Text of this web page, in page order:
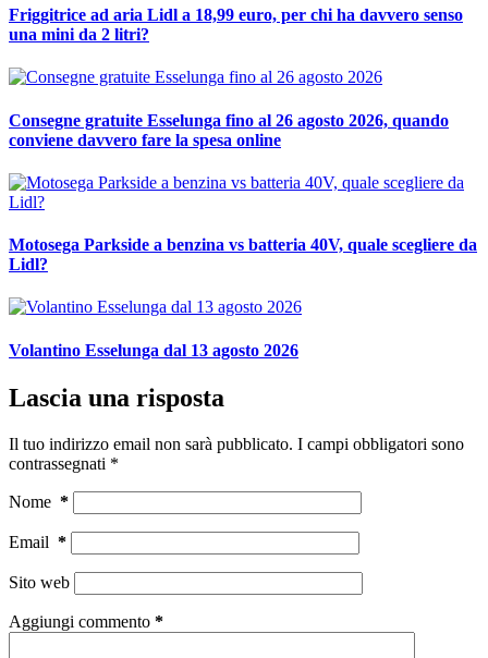
Friggitrice ad aria Lidl a 18,99 euro, per chi ha davvero senso
una mini da 2 litri?
Consegne gratuite Esselunga fino al 26 agosto 2026, quando
conviene davvero fare la spesa online
Motosega Parkside a benzina vs batteria 40V, quale scegliere da
Lidl?
Volantino Esselunga dal 13 agosto 2026
Lascia una risposta
Il tuo indirizzo email non sarà pubblicato. I campi obbligatori sono
contrassegnati *
Nome *
Email *
Sito web
Aggiungi commento *